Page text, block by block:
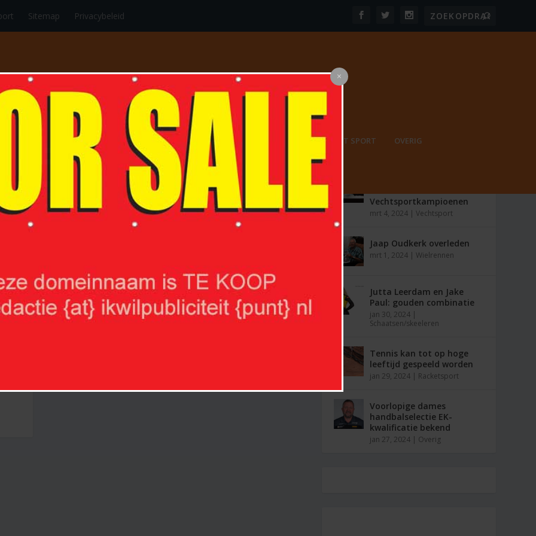
Sitemap Privacybeleid
AUTO/MOTORSPORT SCHAATSEN/SKEELEREN ONBEPERKT SPORT OVERIG
Vechtsportkampioenen
mrt 4, 2024 |Vechtsport
Jaap Oudkerk overleden
mrt 1, 2024 Wielrennen
Jutta Leerdam en Jake
Paul: gouden combinatie
jan 30, 2024
Schaatsen/skeeleren
Tennis kan tot op hoge
leeftijd gespeeld worden
jan 29, 2024 Racketsport
Voorlopige dames
handbalselectie EK-
kwalificatie bekend
jan 27, 2024 Overig